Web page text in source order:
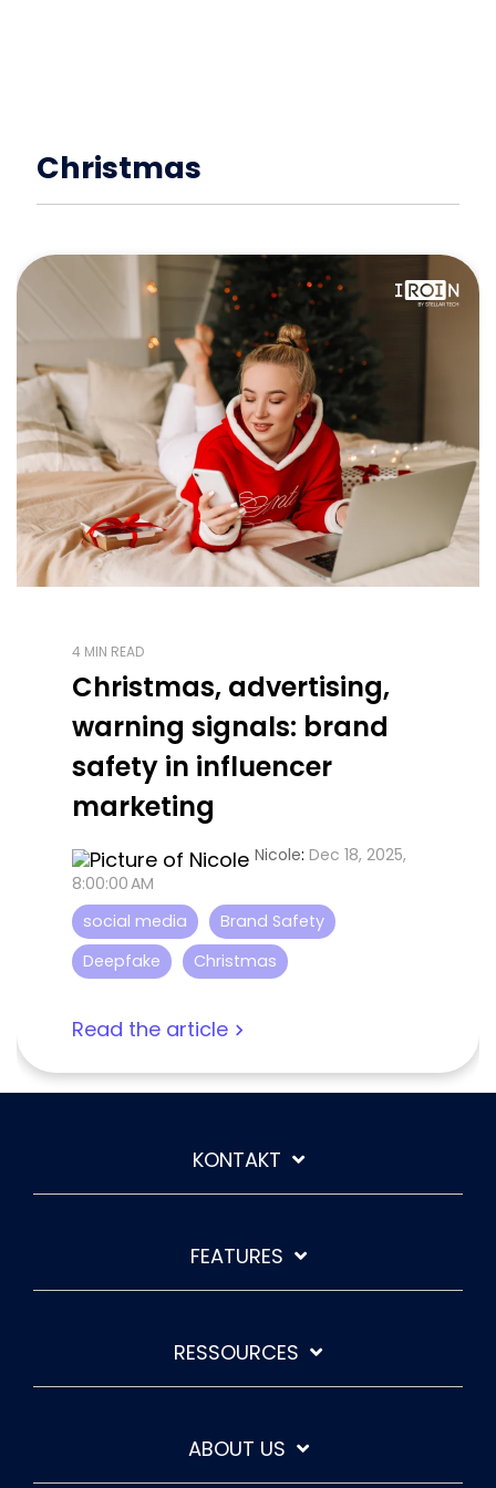
Christmas
4 MIN READ
Christmas, advertising,
warning signals: brand
safety in influencer
marketing
Nicole: Dec 18, 2025,
8:00:00 AM
social media
Brand Safety
Deepfake
Christmas
Read the article
KONTAKT
FEATURES
RESSOURCES
ABOUT US